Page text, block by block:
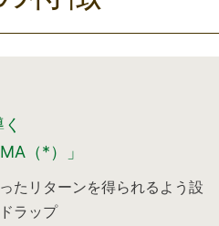
（*）」
たリターンを得られるよう設
ラップ